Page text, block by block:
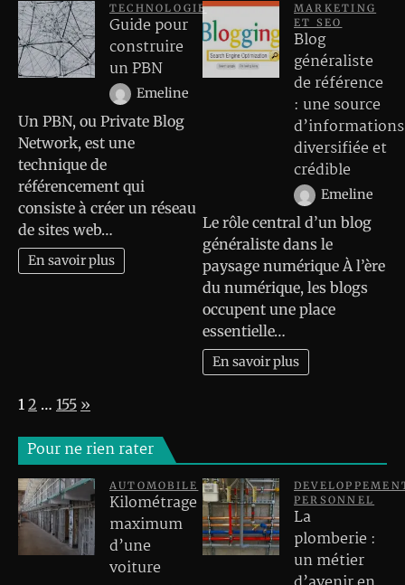
TECHNOLOGIE
Guide pour
construire
un PBN
Emeline
Un PBN, ou Private Blog
Network, est une
technique de
référencement qui
consiste à créer un réseau
de sites web…
En savoir plus
MARKETING
ET SEO
Blog
généraliste
de référence
: une source
d’informations
diversifiée et
crédible
Emeline
Le rôle central d’un blog
généraliste dans le
paysage numérique À l’ère
du numérique, les blogs
occupent une place
essentielle…
En savoir plus
Page:
1 2 … 155 Next
»
Pour ne rien rater
AUTOMOBILE
Kilométrage
maximum
d’une
voiture
PERSONNEL
La
plomberie :
un métier